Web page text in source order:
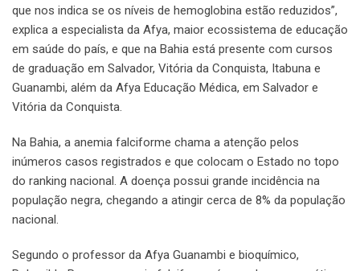
que nos indica se os níveis de hemoglobina estão reduzidos”,
explica a especialista da Afya, maior ecossistema de educação
em saúde do país, e que na Bahia está presente com cursos
de graduação em Salvador, Vitória da Conquista, Itabuna e
Guanambi, além da Afya Educação Médica, em Salvador e
Vitória da Conquista.
Na Bahia, a anemia falciforme chama a atenção pelos
inúmeros casos registrados e que colocam o Estado no topo
do ranking nacional. A doença possui grande incidência na
população negra, chegando a atingir cerca de 8% da população
nacional.
Segundo o professor da Afya Guanambi e bioquímico,